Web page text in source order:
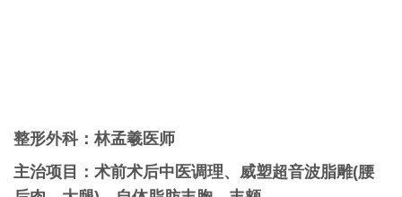
整形外科：林孟羲医师
主治项目：术前术后中医调理、威塑超音波脂雕(腰